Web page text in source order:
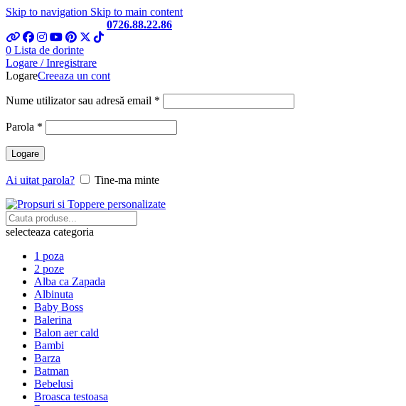
Skip to navigation Skip to main content
0726.88.22.86
0 Lista de dorinte
Logare / Inregistrare
LogareCreeaza un cont
Nume utilizator sau adresă email *
Parola *
Logare
Ai uitat parola? Tine-ma minte
selecteaza categoria
1 poza
2 poze
Alba ca Zapada
Albinuta
Baby Boss
Balerina
Balon aer cald
Bambi
Barza
Batman
Bebelusi
Broasca testoasa